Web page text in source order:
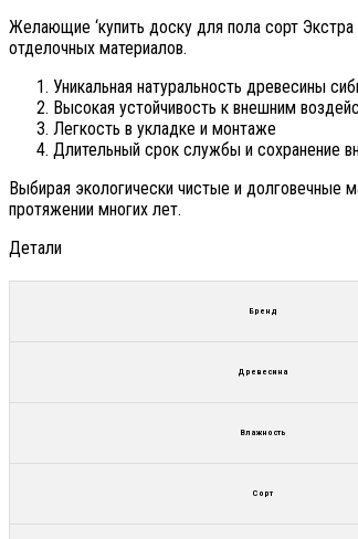
Желающие ‘купить доску для пола сорт
отделочных материалов.
Уникальная натуральность древесины
Высокая устойчивость к внешним
Легкость в укладке и монтаже
Длительный срок службы и сохранение
Выбирая экологически чистые и долговечные
протяжении многих лет.
Детали
Бренд
Древесина
Влажность
Сорт